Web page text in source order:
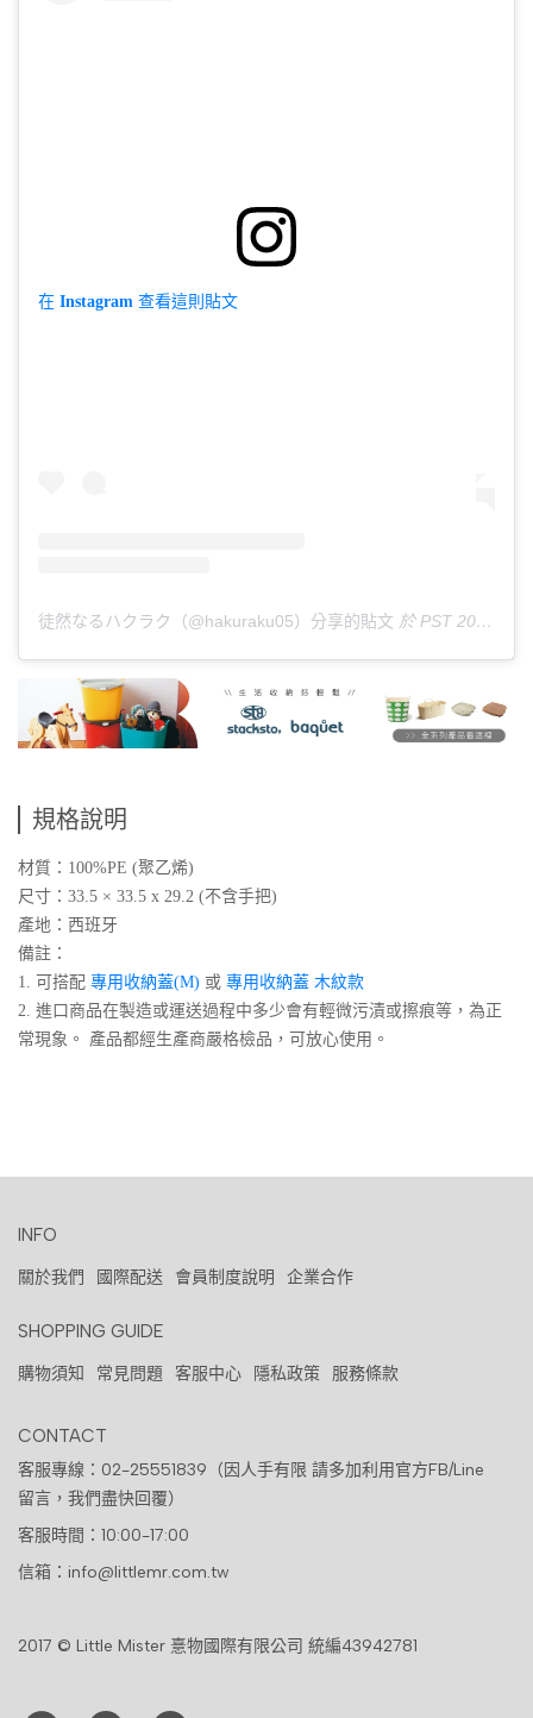
在 Instagram 查看這則貼文
徒然なるハクラク（@hakuraku05）分享的貼文 於 PST 2019 年 1月 月 22 日 下午 2:50
規格說明
材質：100%PE (聚乙烯)
尺寸：33.5 × 33.5 x 29.2 (不含手把)
產地：西班牙
備註：
1. 可搭配 專用收納蓋(M) 或 專用收納蓋 木紋款
2. 進口商品在製造或運送過程中多少會有輕微污漬或擦痕等，為正
常現象。 產品都經生產商嚴格檢品，可放心使用。
INFO
關於我們 國際配送 會員制度說明 企業合作
SHOPPING GUIDE
購物須知 常見問題 客服中心 隱私政策 服務條款
CONTACT
客服專線：02-25551839（因人手有限 請多加利用官方FB/Line
留言，我們盡快回覆）
客服時間：10:00-17:00
信箱：info@littlemr.com.tw
2017 © Little Mister 憙物國際有限公司 統編43942781